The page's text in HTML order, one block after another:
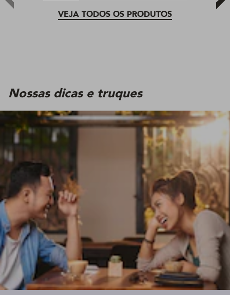
VEJA TODOS OS PRODUTOS
Nossas dicas e truques